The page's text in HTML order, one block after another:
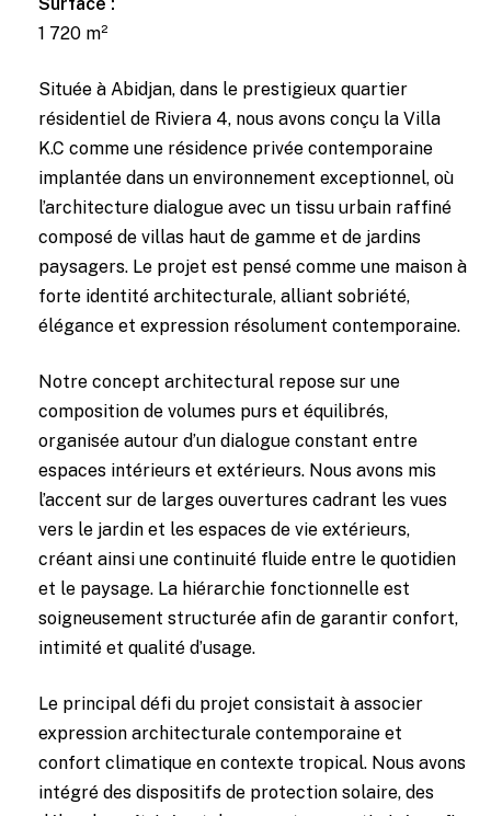
Surface :
1 720 m²
Située à Abidjan, dans le prestigieux quartier
résidentiel de Riviera 4, nous avons conçu la Villa
K.C comme une résidence privée contemporaine
implantée dans un environnement exceptionnel, où
l’architecture dialogue avec un tissu urbain raffiné
composé de villas haut de gamme et de jardins
paysagers. Le projet est pensé comme une maison à
forte identité architecturale, alliant sobriété,
élégance et expression résolument contemporaine.
Notre concept architectural repose sur une
composition de volumes purs et équilibrés,
organisée autour d’un dialogue constant entre
espaces intérieurs et extérieurs. Nous avons mis
l’accent sur de larges ouvertures cadrant les vues
vers le jardin et les espaces de vie extérieurs,
créant ainsi une continuité fluide entre le quotidien
et le paysage. La hiérarchie fonctionnelle est
soigneusement structurée afin de garantir confort,
intimité et qualité d’usage.
Le principal défi du projet consistait à associer
expression architecturale contemporaine et
confort climatique en contexte tropical. Nous avons
intégré des dispositifs de protection solaire, des